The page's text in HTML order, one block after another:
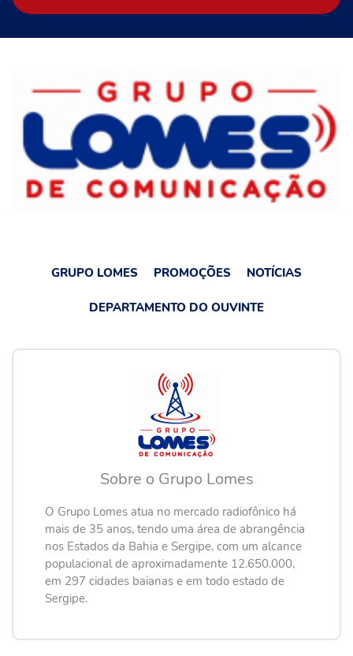
GRUPO LOMES PROMOÇÕES NOTÍCIAS
DEPARTAMENTO DO OUVINTE
Sobre o Grupo Lomes
O Grupo Lomes atua no mercado radiofônico há
mais de 35 anos, tendo uma área de abrangência
nos Estados da Bahia e Sergipe, com um alcance
populacional de aproximadamente 12.650.000,
em 297 cidades baianas e em todo estado de
Sergipe.